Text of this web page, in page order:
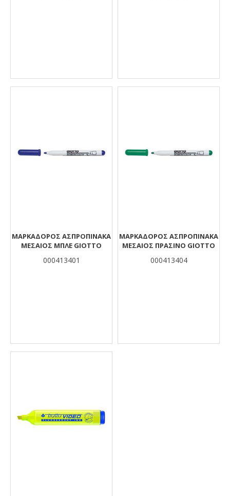
ΜΑΡΚΑΔΟΡΟΣ ΑΣΠΡΟΠΙΝΑΚΑ
ΜΕΣΑΙΟΣ ΜΠΛΕ GIOTTO
000413401
ΜΑΡΚΑΔΟΡΟΣ ΑΣΠΡΟΠΙΝΑΚΑ
ΜΕΣΑΙΟΣ ΠΡΑΣΙΝΟ GIOTTO
000413404